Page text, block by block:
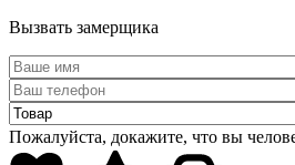
Вызвать замерщика
Пожалуйста, докажите, что вы